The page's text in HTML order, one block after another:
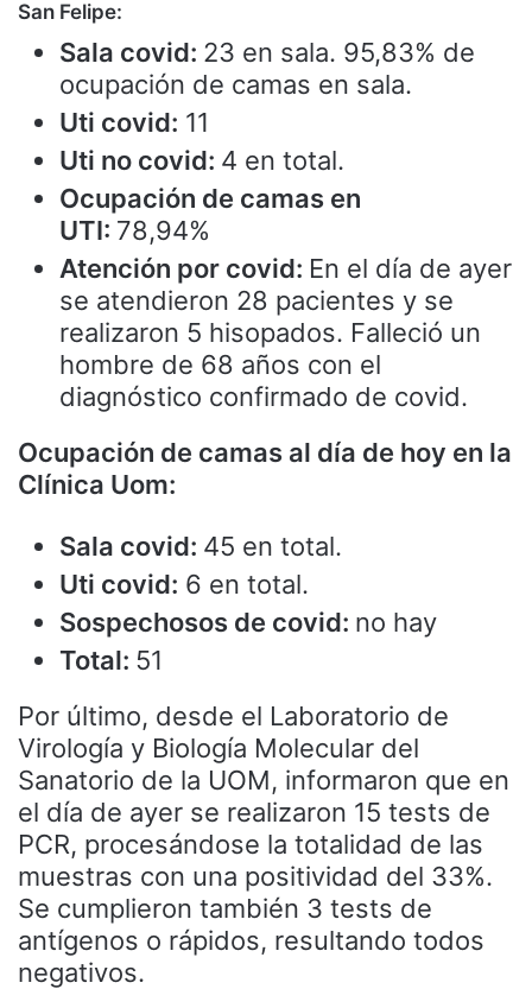
San Felipe:
Sala covid: 23 en sala. 95,83% de
ocupación de camas en sala.
Uti covid: 11
Uti no covid: 4 en total.
Ocupación de camas en
UTI: 78,94%
Atención por covid: En el día de ayer
se atendieron 28 pacientes y se
realizaron 5 hisopados. Falleció un
hombre de 68 años con el
diagnóstico confirmado de covid.
Ocupación de camas al día de hoy en la
Clínica Uom:
Sala covid: 45 en total.
Uti covid: 6 en total.
Sospechosos de covid: no hay
Total: 51
Por último, desde el Laboratorio de
Virología y Biología Molecular del
Sanatorio de la UOM, informaron que en
el día de ayer se realizaron 15 tests de
PCR, procesándose la totalidad de las
muestras con una positividad del 33%.
Se cumplieron también 3 tests de
antígenos o rápidos, resultando todos
negativos.